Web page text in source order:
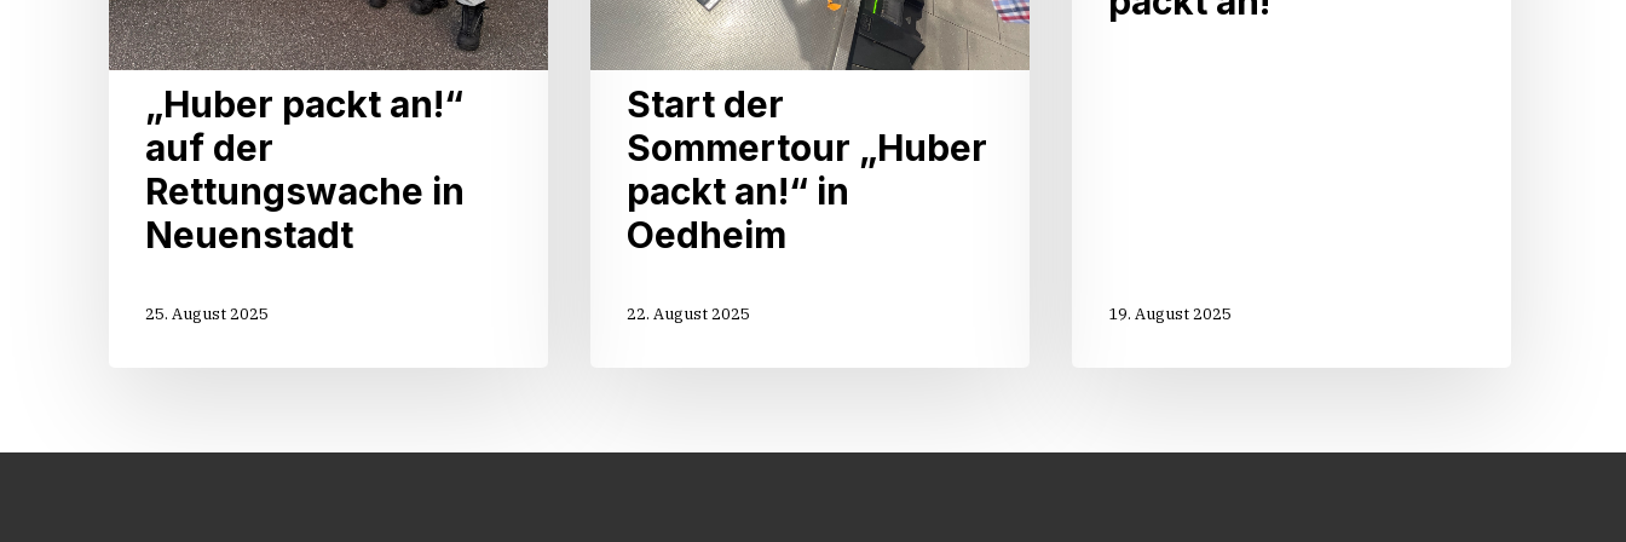
„Huber packt an!“
auf der
Rettungswache in
Neuenstadt
25. August 2025
Start der
Sommertour „Huber
packt an!“ in
Oedheim
22. August 2025 19. August 2025